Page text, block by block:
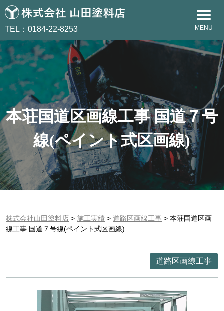
TEL：0184-22-8253 MENU
本荘国道区画線工事 国道７号
線(ペイント式区画線)
株式会社山田塗料店 > 施工実績 > 道路区画線工事 > 本荘国道区画
線工事 国道７号線(ペイント式区画線)
道路区画線工事